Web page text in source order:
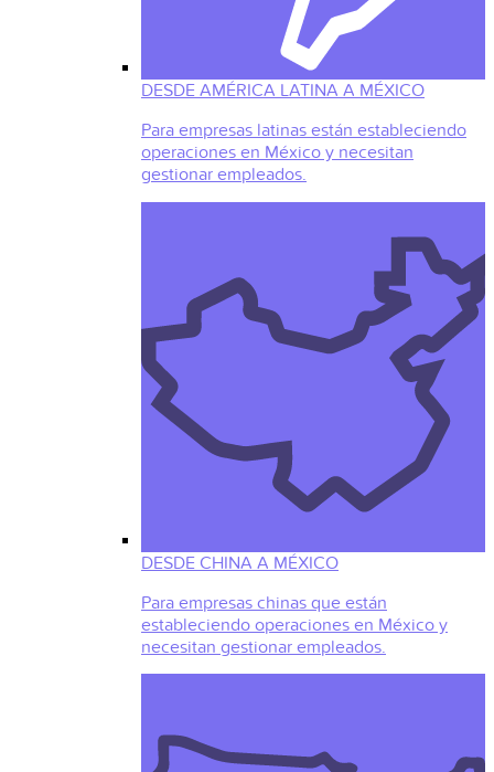
DESDE AMÉRICA LATINA A MÉXICO
Para empresas latinas están estableciendo
operaciones en México y necesitan
gestionar empleados.
DESDE CHINA A MÉXICO
Para empresas chinas que están
estableciendo operaciones en México y
necesitan gestionar empleados.